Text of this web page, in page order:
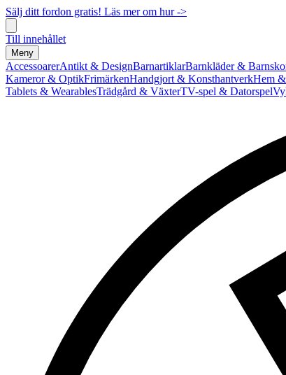
Sälj ditt fordon gratis! Läs mer om hur ->
Till innehållet
Meny
AccessoarerAntikt & DesignBarnartiklarBarnkläder &
Kameror & OptikFrimärkenHandgjort & KonsthantverkHem
Tablets & WearablesTrädgård & VäxterTV-spel & Datorspel